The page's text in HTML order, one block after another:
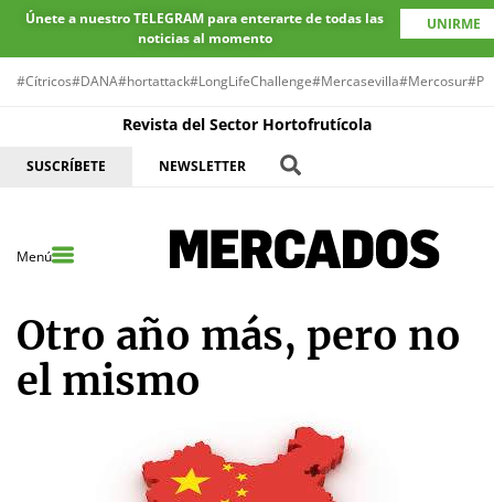
Únete a nuestro TELEGRAM para enterarte de todas las
noticias al momento
UNIRME
#Cítricos#DANA#hortattack#LongLifeChallenge#Mercasevilla#Mercosur
Revista del Sector Hortofrutícola
SUSCRÍBETE NEWSLETTER
Menú
Otro año más, pero no
el mismo